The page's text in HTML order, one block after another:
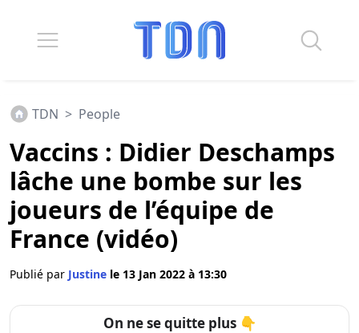
TDN > People
Vaccins : Didier Deschamps
lâche une bombe sur les
joueurs de l’équipe de
France (vidéo)
Publié par Justine le 13 Jan 2022 à 13:30
On ne se quitte plus 👇